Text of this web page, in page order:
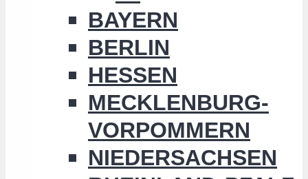
BAYERN
BERLIN
HESSEN
MECKLENBURG-
VORPOMMERN
NIEDERSACHSEN